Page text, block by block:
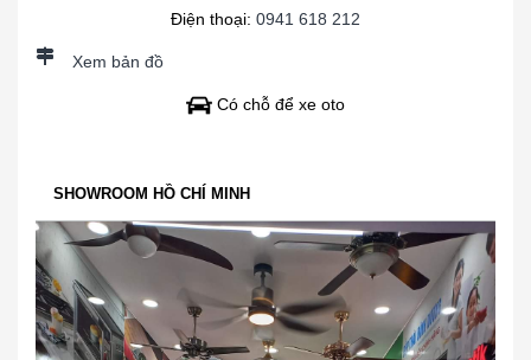
Điện thoại: 0941 618 212
Xem bản đồ
Có chỗ để xe oto
SHOWROOM HỒ CHÍ MINH